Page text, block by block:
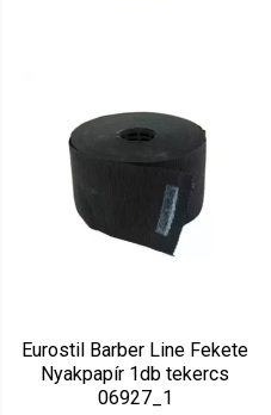
Eurostil Barber Line Fekete
Nyakpapír 1db tekercs
06927_1